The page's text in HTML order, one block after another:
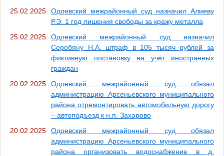
25.02.2025
Одоевский межрайонный суд назначил Алиеву
Р.Э. 1 год лишения свободы за кражу металла
25.02.2025
Одоевский межрайонный суд назначил
Серобяну Н.А. штраф в 105 тысяч рублей за
фиктивную постановку на учёт иностранных
граждан
20.02.2025
Одоевский межрайонный суд обязал
администрацию Арсеньевского муниципального
района отремонтировать автомобильную дорогу
– автоподъезд к н.п. Захарово
20.02.2025
Одоевский межрайонный суд обязал
администрацию Арсеньевского муниципального
района организовать водоснабжение в д.